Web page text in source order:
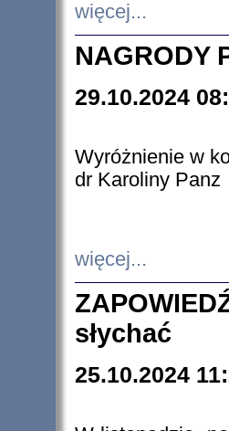
więcej...
NAGRODY
29.10.2024
Wyróżnienie w
dr Karoliny Panz
więcej...
słychać
25.10.2024